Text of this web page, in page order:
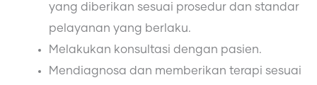
yang diberikan sesuai prosedur dan standar
pelayanan yang berlaku.
Melakukan konsultasi dengan pasien.
Mendiagnosa dan memberikan terapi sesuai